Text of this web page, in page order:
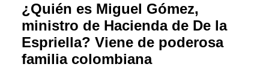
¿Quién es Miguel Gómez,
ministro de Hacienda de De la
Espriella? Viene de poderosa
familia colombiana